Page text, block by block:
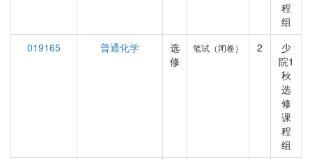
程
组
019165
普通化学
选
修
笔试（闭卷） 2
少
院1
秋
选
修
课
程
组